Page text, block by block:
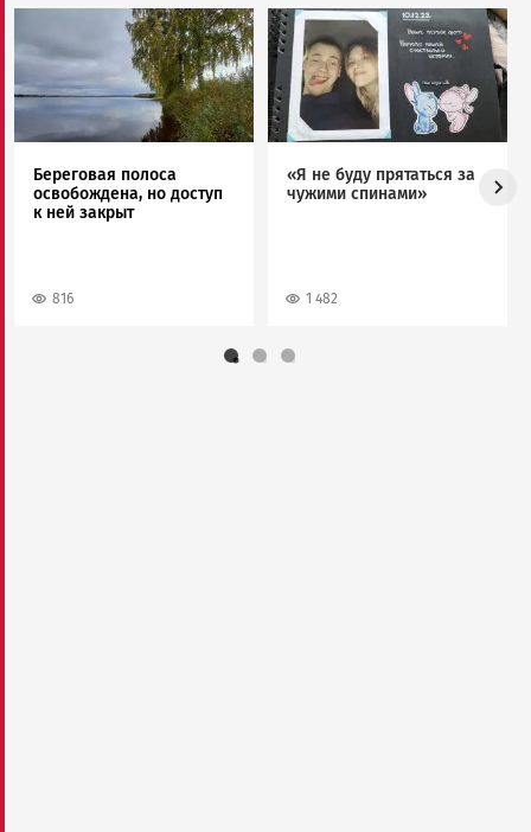
Береговая полоса
освобождена, но доступ
к ней закрыт
816
Image
«Я не буду прятаться за
чужими спинами»
1 482